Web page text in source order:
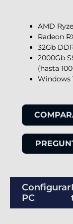
AMD
Radeon
32Gb
2000Gb
(hasta
Windows
Configurar
PC